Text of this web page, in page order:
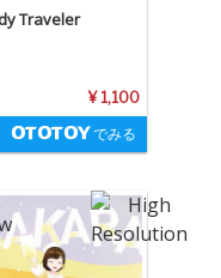
Traveler
¥ 1,100
でみる